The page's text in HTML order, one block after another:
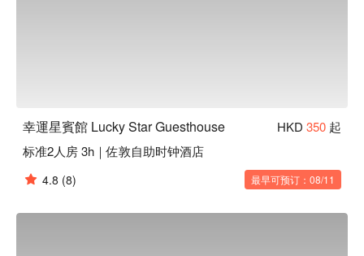
幸運星賓館 Lucky Star Guesthouse HKD 350 起
标准2人房 3h｜佐敦自助时钟酒店
4.8 (8) 最早可预订：08/11